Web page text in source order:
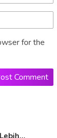
for the